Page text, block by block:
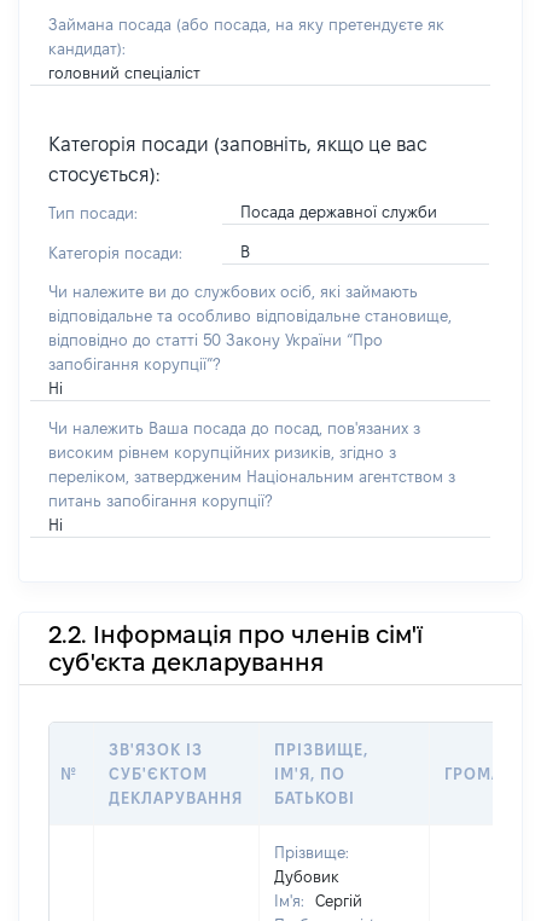
Займана посада (або посада, на яку претендуєте як
кандидат):
головний спеціаліст
Категорія посади (заповніть, якщо це вас
стосується):
Тип посади: Посада державної служби
Категорія посади: В
Чи належите ви до службових осіб, які займають
відповідальне та особливо відповідальне становище,
відповідно до статті 50 Закону України “Про
запобігання корупції”?
Ні
Чи належить Ваша посада до посад, пов'язаних з
високим рівнем корупційних ризиків, згідно з
переліком, затвердженим Національним агентством з
питань запобігання корупції?
Ні
2.2. Інформація про членів сім'ї
суб'єкта декларування
№
ЗВ'ЯЗОК ІЗ
СУБ'ЄКТОМ
ДЕКЛАРУВАННЯ
ПРІЗВИЩЕ,
ІМ'Я, ПО
БАТЬКОВІ
Прізвище:
Дубовик
Ім'я:
Сергій